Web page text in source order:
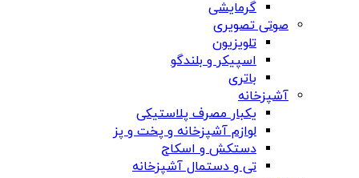
گرمایشی
صوتی تصویری
تلویزیون
اسپیکر و بلندگو
باتری
آشپزخانه
یکبار مصرف پلاستیکی
لوازم آشپزخانه و پخت و پز
دستکش و اسکاج
تی و دستمال آشپزخانه